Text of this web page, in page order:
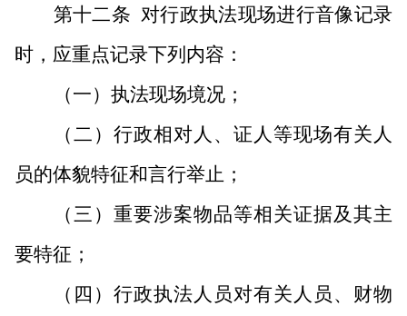
第十二条 对行政执法现场进行音像记录
时，应重点记录下列内容：
（一）执法现场境况；
（二）行政相对人、证人等现场有关人
员的体貌特征和言行举止；
（三）重要涉案物品等相关证据及其主
要特征；
（四）行政执法人员对有关人员、财物